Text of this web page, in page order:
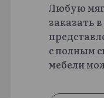
Любую
заказать
с полным
мебели